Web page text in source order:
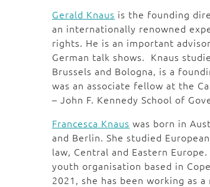
Gerald Knaus is the founding
an internationally renowned
rights. He is an important
German talk shows. Knaus
Brussels and Bologna, is a
was an associate fellow at the
– John F. Kennedy School of
Francesca Knaus was born in
and Berlin. She studied
law, Central and Eastern
youth organisation based in
2021, she has been working as